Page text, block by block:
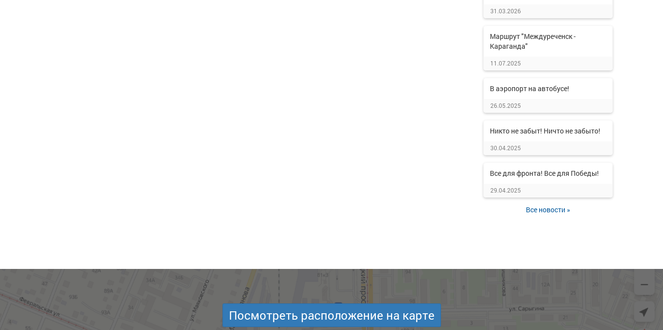
31.03.2026
Маршрут "Междуреченск -
Караганда"
11.07.2025
В аэропорт на автобусе!
26.05.2025
Никто не забыт! Ничто не забыто!
30.04.2025
Все для фронта! Все для Победы!
29.04.2025
Все новости »
Посмотреть расположение на карте